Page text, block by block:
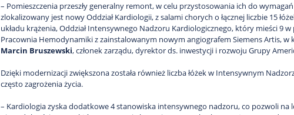
– Pomieszczenia przeszły generalny remont, w celu przystosowania ich do
zlokalizowany jest nowy Oddział Kardiologii, z salami chorych o łącznej liczbie 15
układu krążenia, Oddział Intensywnego Nadzoru Kardiologicznego, który mieści
Pracownia Hemodynamiki z zainstalowanym nowym angiografem Siemens Artis,
Marcin Bruszewski, członek zarządu, dyrektor ds. inwestycji i rozwoju Grupy
Dzięki modernizacji zwiększona została również liczba łóżek w Intensywnym
często zagrożenia życia.
– Kardiologia zyska dodatkowe 4 stanowiska intensywnego nadzoru, co pozwoli na